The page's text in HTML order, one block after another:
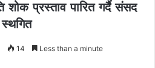
शोक प्रस्ताव पारित गर्दै संसद
14 Less than a minute